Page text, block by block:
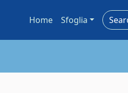
Home Sfoglia